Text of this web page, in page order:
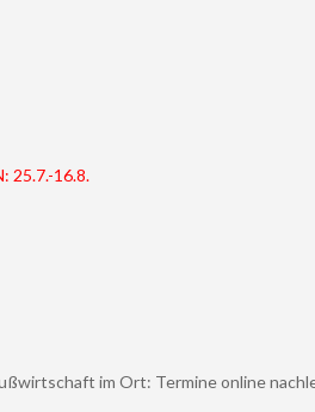
25.7.-16.8.
im Ort: Termine online